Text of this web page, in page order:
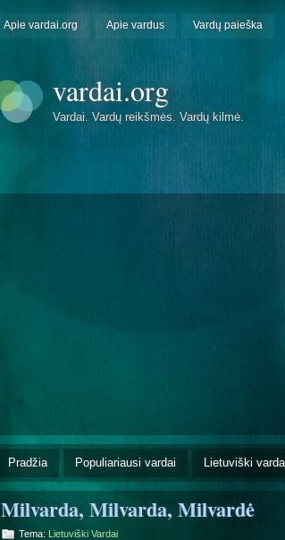
Apie vardai.org Apie vardus Vardų paieška
vardai.org
Vardai. Vardų reikšmės. Vardų kilmė.
Pradžia Populiariausi vardai Lietuviški
Milvarda, Milvarda, Milvardė
Tema: Lietuviški Vardai